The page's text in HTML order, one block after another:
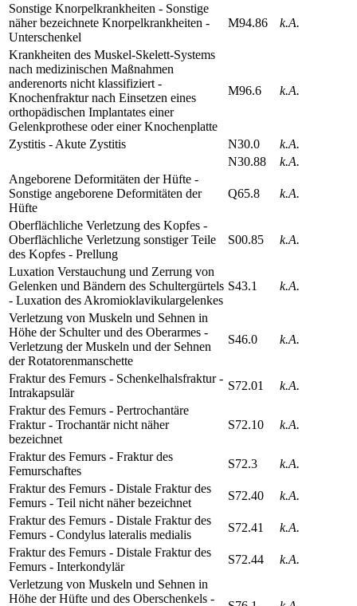
Sonstige Knorpelkrankheiten - Sonstige
näher bezeichnete Knorpelkrankheiten -
Unterschenkel
M94.86 k.A.
Krankheiten des Muskel-Skelett-Systems
nach medizinischen Maßnahmen
anderenorts nicht klassifiziert -
Knochenfraktur nach Einsetzen eines
orthopädischen Implantates einer
Gelenkprothese oder einer Knochenplatte
M96.6 k.A.
Zystitis - Akute Zystitis N30.0
k.A.
N30.88
k.A.
Angeborene Deformitäten der Hüfte -
Sonstige angeborene Deformitäten der
Hüfte
Q65.8 k.A.
Oberflächliche Verletzung des Kopfes -
Oberflächliche Verletzung sonstiger Teile
des Kopfes - Prellung
S00.85 k.A.
Luxation Verstauchung und Zerrung von
Gelenken und Bändern des Schultergürtels
- Luxation des Akromioklavikulargelenkes
S43.1 k.A.
Verletzung von Muskeln und Sehnen in
Höhe der Schulter und des Oberarmes -
Verletzung der Muskeln und der Sehnen
der Rotatorenmanschette
S46.0 k.A.
Fraktur des Femurs - Schenkelhalsfraktur -
Intrakapsulär
S72.01
k.A.
Fraktur des Femurs - Pertrochantäre
Fraktur - Trochantär nicht näher
bezeichnet
S72.10 k.A.
Fraktur des Femurs - Fraktur des
Femurschaftes
S72.3
k.A.
Fraktur des Femurs - Distale Fraktur des
Femurs - Teil nicht näher bezeichnet
S72.40
k.A.
Fraktur des Femurs - Distale Fraktur des
Femurs - Condylus lateralis medialis
S72.41
k.A.
Fraktur des Femurs - Distale Fraktur des
Femurs - Interkondylär
S72.44
k.A.
Verletzung von Muskeln und Sehnen in
Höhe der Hüfte und des Oberschenkels -